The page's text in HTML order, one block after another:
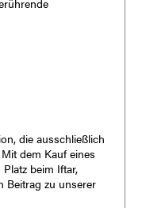
die ausschließlich
dem Kauf eines
beim Iftar,
Beitrag zu unserer